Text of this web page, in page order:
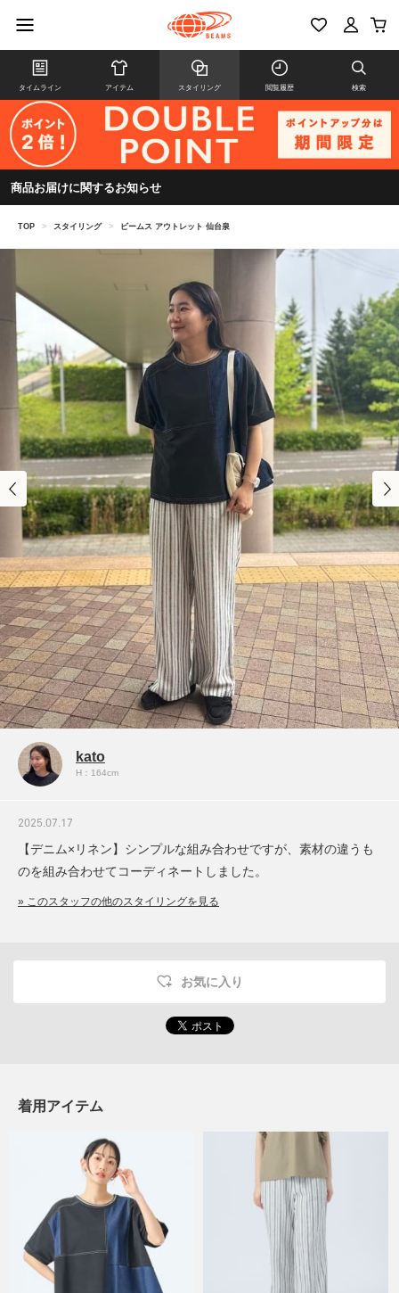
タイムライン アイテム スタイリング 閲覧履歴 検索
商品お届けに関するお知らせ
TOP > スタイリング > ビームス アウトレット 仙台泉
kato
H：164cm
2025.07.17
【デニム×リネン】シンプルな組み合わせですが、素材の違うも
のを組み合わせてコーディネートしました。
» このスタッフの他のスタイリングを見る
お気に入り
着用アイテム